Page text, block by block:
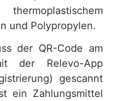
und Polypropylen.
der QR-Code am
der Relevo-App
gescannt
ein Zahlungsmittel